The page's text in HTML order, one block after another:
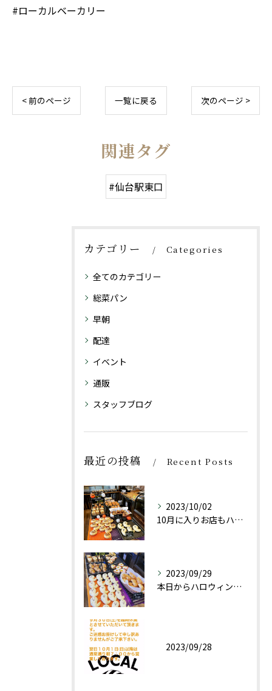
#ローカルベーカリー
< 前のページ 一覧に戻る 次のページ >
関連タグ
#仙台駅東口
カテゴリー Categories
全てのカテゴリー
総菜パン
早朝
配達
イベント
通販
スタッフブログ
最近の投稿 Recent Posts
2023/10/02
10月に入りお店もハロウィン仕様にしております👻
2023/09/29
本日からハロウィン限定商品としておばけパン(チョコレートクリ...
2023/09/28